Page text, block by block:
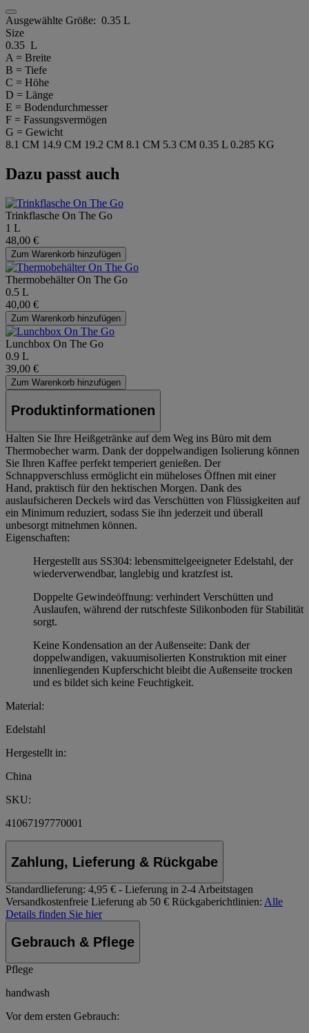
Ausgewählte Größe: 0.35 L
Size
0.35 L
A = Breite
B = Tiefe
C = Höhe
D = Länge
E = Bodendurchmesser
F = Fassungsvermögen
G = Gewicht
8.1 CM 14.9 CM 19.2 CM 8.1 CM 5.3 CM 0.35 L 0.285 KG
Dazu passt auch
Trinkflasche On The Go
1 L
48,00 €
Zum Warenkorb hinzufügen
Thermobehälter On The Go
0.5 L
40,00 €
Zum Warenkorb hinzufügen
Lunchbox On The Go
0.9 L
39,00 €
Zum Warenkorb hinzufügen
Produktinformationen
Halten Sie Ihre Heißgetränke auf dem Weg ins Büro mit dem
Thermobecher warm. Dank der doppelwandigen Isolierung können
Sie Ihren Kaffee perfekt temperiert genießen. Der
Schnappverschluss ermöglicht ein müheloses Öffnen mit einer
Hand, praktisch für den hektischen Morgen. Dank des
auslaufsicheren Deckels wird das Verschütten von Flüssigkeiten auf
ein Minimum reduziert, sodass Sie ihn jederzeit und überall
unbesorgt mitnehmen können.
Eigenschaften:
Hergestellt aus SS304: lebensmittelgeeigneter Edelstahl, der
wiederverwendbar, langlebig und kratzfest ist.
Doppelte Gewindeöffnung: verhindert Verschütten und
Auslaufen, während der rutschfeste Silikonboden für Stabilität
sorgt.
Keine Kondensation an der Außenseite: Dank der
doppelwandigen, vakuumisolierten Konstruktion mit einer
innenliegenden Kupferschicht bleibt die Außenseite trocken
und es bildet sich keine Feuchtigkeit.
Material:
Edelstahl
Hergestellt in:
China
SKU:
41067197770001
Zahlung, Lieferung & Rückgabe
Standardlieferung: 4,95 € - Lieferung in 2-4 Arbeitstagen
Versandkostenfreie Lieferung ab 50 € Rückgaberichtlinien: Alle
Details finden Sie hier
Gebrauch & Pflege
Pflege
handwash
Vor dem ersten Gebrauch: